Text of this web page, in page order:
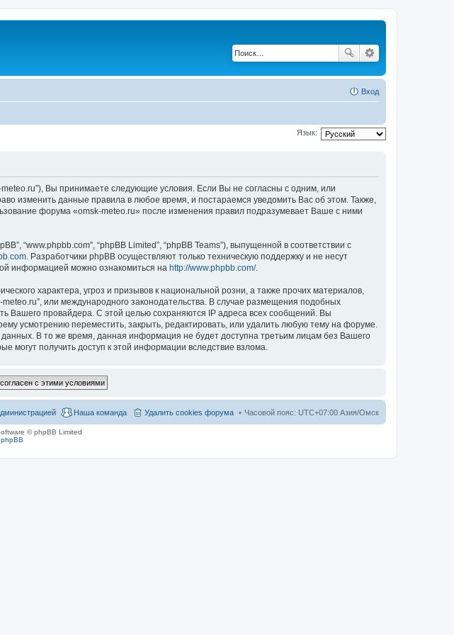
Вход
Язык:
Вы принимаете следующие условия. Если Вы не согласны с одним, или
изменить данные правила в любое время, и постараемся уведомить Вас об этом. Также,
форума «omsk-meteo.ru» после изменения правил подразумевает Ваше с ними
“www.phpbb.com”, “phpBB Limited”, “phpBB Teams”), выпущенной в соответствии с
. Разработчики phpBB осуществляют только техническую поддержку и не несут
информацией можно ознакомиться на http://www.phpbb.com/.
характера, угроз и призывов к национальной розни, а также прочих материалов,
или международного законодательства. В случае размещения подобных
Вашего провайдера. С этой целью сохраняются IP адреса всех сообщений. Вы
усмотрению переместить, закрыть, редактировать, или удалить любую тему на форуме.
В то же время, данная информация не будет доступна третьим лицам без Вашего
могут получить доступ к этой информации вследствие взлома.
Часовой пояс: UTC+07:00 Азия/Омск
Удалить cookies форума
Наша команда
© phpBB Limited